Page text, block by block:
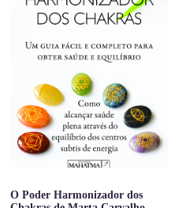
O Poder Harmonizador dos